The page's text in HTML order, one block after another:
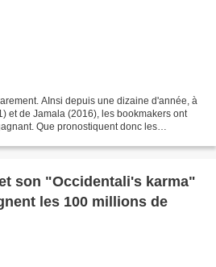
AInsi depuis une dizaine d'année, à
et de Jamala (2016), les bookmakers ont
Que pronostiquent donc les
son "Occidentali's karma"
les 100 millions de